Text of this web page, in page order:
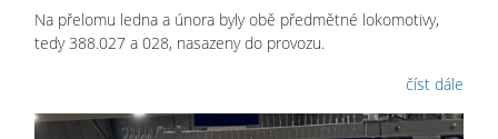
Na přelomu ledna a února byly obě předmětné lokomotivy,
tedy 388.027 a 028, nasazeny do provozu.
číst dále